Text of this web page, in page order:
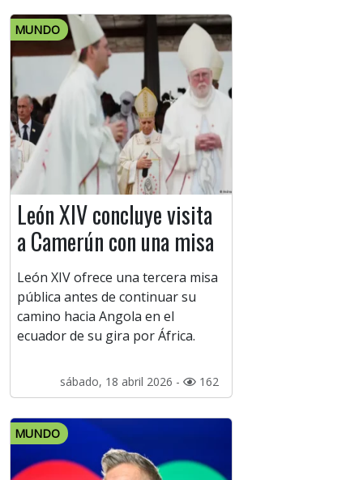
MUNDO
León XIV concluye visita
a Camerún con una misa
León XIV ofrece una tercera misa
pública antes de continuar su
camino hacia Angola en el
ecuador de su gira por África.
sábado, 18 abril 2026 - 162
MUNDO